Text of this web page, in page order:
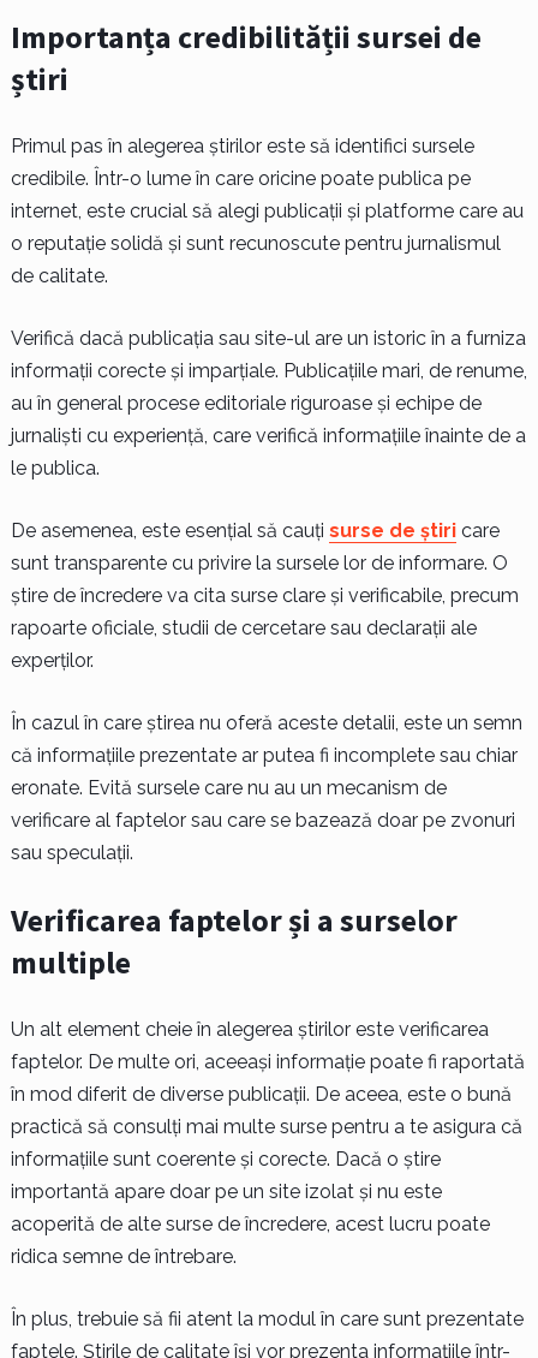
Importanța credibilității sursei de
știri
Primul pas în alegerea știrilor este să identifici sursele
credibile. Într-o lume în care oricine poate publica pe
internet, este crucial să alegi publicații și platforme care au
o reputație solidă și sunt recunoscute pentru jurnalismul
de calitate.
Verifică dacă publicația sau site-ul are un istoric în a furniza
informații corecte și imparțiale. Publicațiile mari, de renume,
au în general procese editoriale riguroase și echipe de
jurnaliști cu experiență, care verifică informațiile înainte de a
le publica.
De asemenea, este esențial să cauți surse de știricare
sunt transparente cu privire la sursele lor de informare. O
știre de încredere va cita surse clare și verificabile, precum
rapoarte oficiale, studii de cercetare sau declarații ale
experților.
În cazul în care știrea nu oferă aceste detalii, este un semn
că informațiile prezentate ar putea fi incomplete sau chiar
eronate. Evită sursele care nu au un mecanism de
verificare al faptelor sau care se bazează doar pe zvonuri
sau speculații.
Verificarea faptelor și a surselor
multiple
Un alt element cheie în alegerea știrilor este verificarea
faptelor. De multe ori, aceeași informație poate fi raportată
în mod diferit de diverse publicații. De aceea, este o bună
practică să consulți mai multe surse pentru a te asigura că
informațiile sunt coerente și corecte. Dacă o știre
importantă apare doar pe un site izolat și nu este
acoperită de alte surse de încredere, acest lucru poate
ridica semne de întrebare.
În plus, trebuie să fii atent la modul în care sunt prezentate
faptele. Știrile de calitate își vor prezenta informațiile într-